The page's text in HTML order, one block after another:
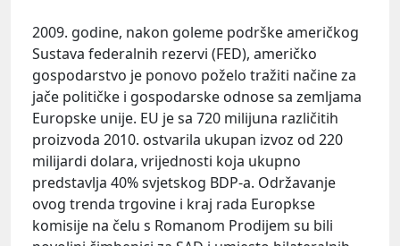
2009. godine, nakon goleme podrške američkog
Sustava federalnih rezervi (FED), američko
gospodarstvo je ponovo poželo tražiti načine za
jače političke i gospodarske odnose sa zemljama
Europske unije. EU je sa 720 milijuna različitih
proizvoda 2010. ostvarila ukupan izvoz od 220
milijardi dolara, vrijednosti koja ukupno
predstavlja 40% svjetskog BDP-a. Održavanje
ovog trenda trgovine i kraj rada Europkse
komisije na čelu s Romanom Prodijem su bili